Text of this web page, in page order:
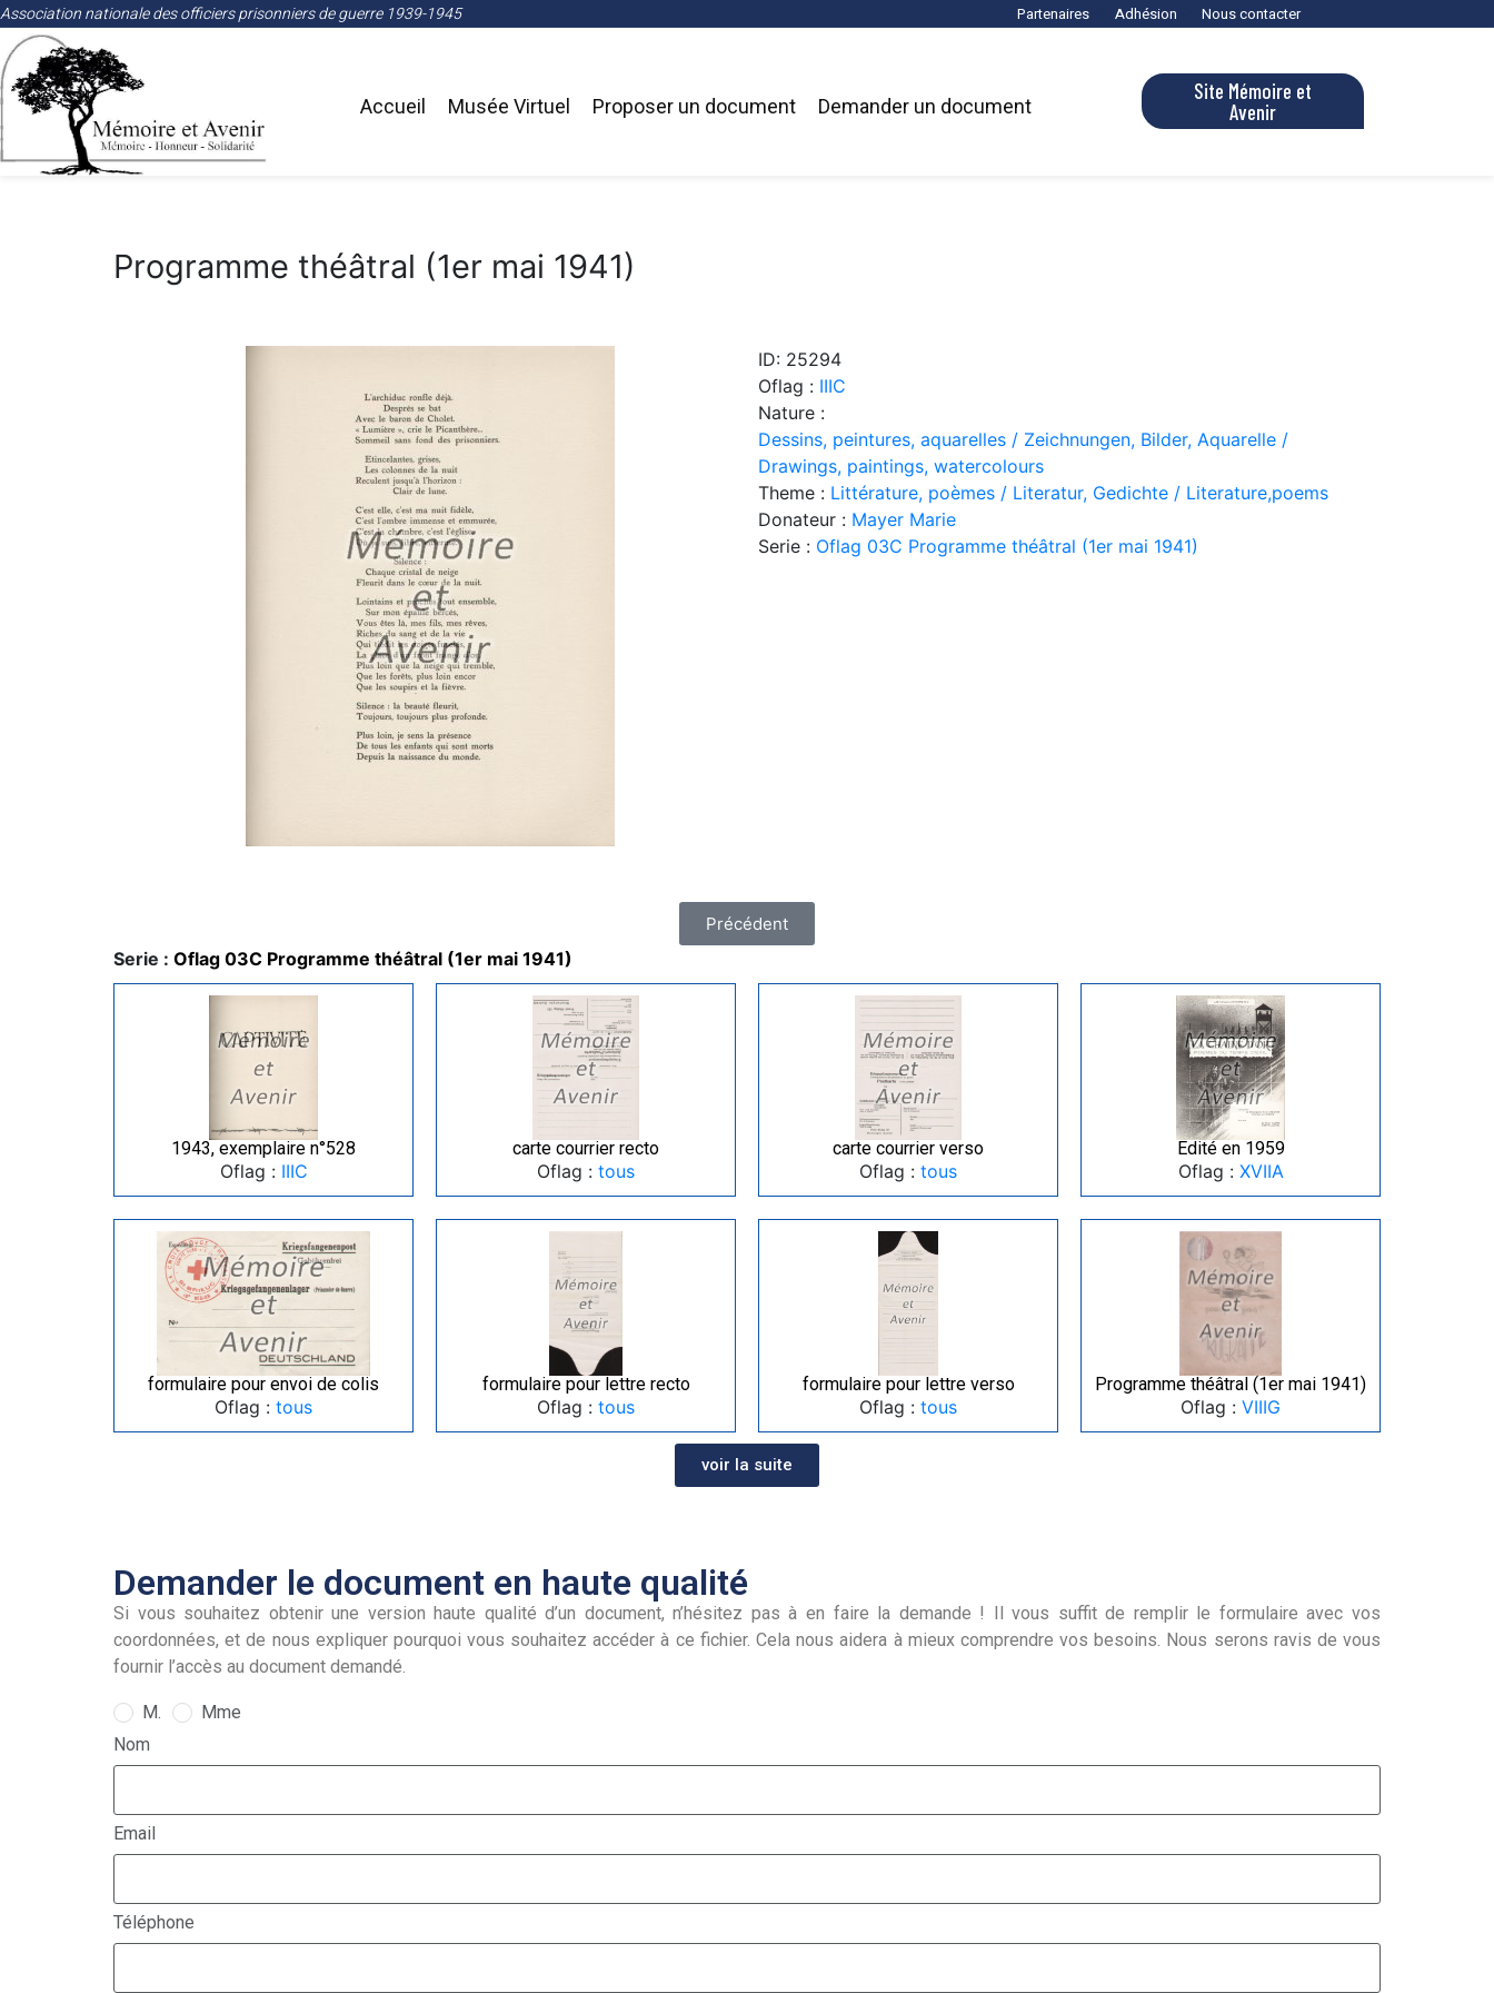
Association nationale des officiers prisonniers de guerre 1939-1945 Partenaires Adhésion Nous contacter
Accueil Musée Virtuel Proposer un document Demander un document
Site Mémoire et
Avenir
Programme théâtral (1er mai 1941)
ID: 25294
Oflag : IIIC
Nature :
Dessins, peintures, aquarelles / Zeichnungen, Bilder, Aquarelle /
Drawings, paintings, watercolours
Theme : Littérature, poèmes / Literatur, Gedichte / Literature,poems
Donateur : Mayer Marie
Serie : Oflag 03C Programme théâtral (1er mai 1941)
Précédent
Serie : Oflag 03C Programme théâtral (1er mai 1941)
1943, exemplaire n°528
Oflag : IIIC
carte courrier recto
Oflag : tous
carte courrier verso
Oflag : tous
Edité en 1959
Oflag : XVIIA
formulaire pour envoi de colis
Oflag : tous
formulaire pour lettre recto
Oflag : tous
formulaire pour lettre verso
Oflag : tous
Programme théâtral (1er mai 1941)
Oflag : VIIIG
voir la suite
Demander le document en haute qualité
Si vous souhaitez obtenir une version haute qualité d’un document, n’hésitez pas à en faire la demande ! Il vous suffit de remplir le formulaire avec vos
coordonnées, et de nous expliquer pourquoi vous souhaitez accéder à ce fichier. Cela nous aidera à mieux comprendre vos besoins. Nous serons ravis de vous
fournir l’accès au document demandé.
M.
Mme
Nom
Email
Téléphone